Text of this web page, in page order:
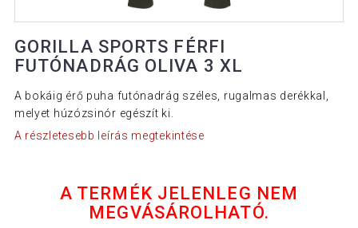
GORILLA SPORTS FÉRFI
FUTÓNADRÁG OLIVA 3 XL
A bokáig érő puha futónadrág széles, rugalmas derékkal,
melyet húzózsinór egészít ki.
A részletesebb leírás megtekintése
A TERMÉK JELENLEG NEM
MEGVÁSÁROLHATÓ.